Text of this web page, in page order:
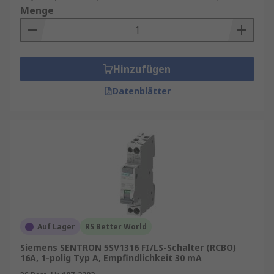
Menge
Hinzufügen
Datenblätter
Auf Lager RS Better World
Siemens SENTRON 5SV1316 FI/LS-Schalter (RCBO)
16A, 1-polig Typ A, Empfindlichkeit 30 mA